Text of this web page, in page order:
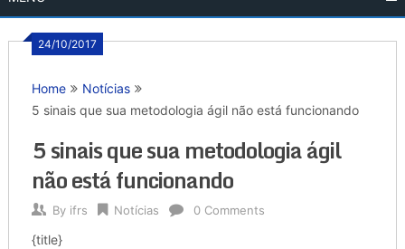
24/10/2017
Home
Notícias
5 sinais que sua metodologia ágil não está funcionando
5 sinais que sua metodologia ágil
não está funcionando
By ifrs Notícias 0 Comments
{title}